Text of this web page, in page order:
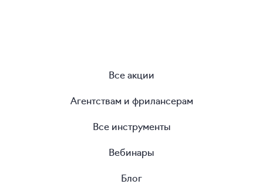
Все акции
Агентствам и фрилансерам
Все инструменты
Вебинары
Блог